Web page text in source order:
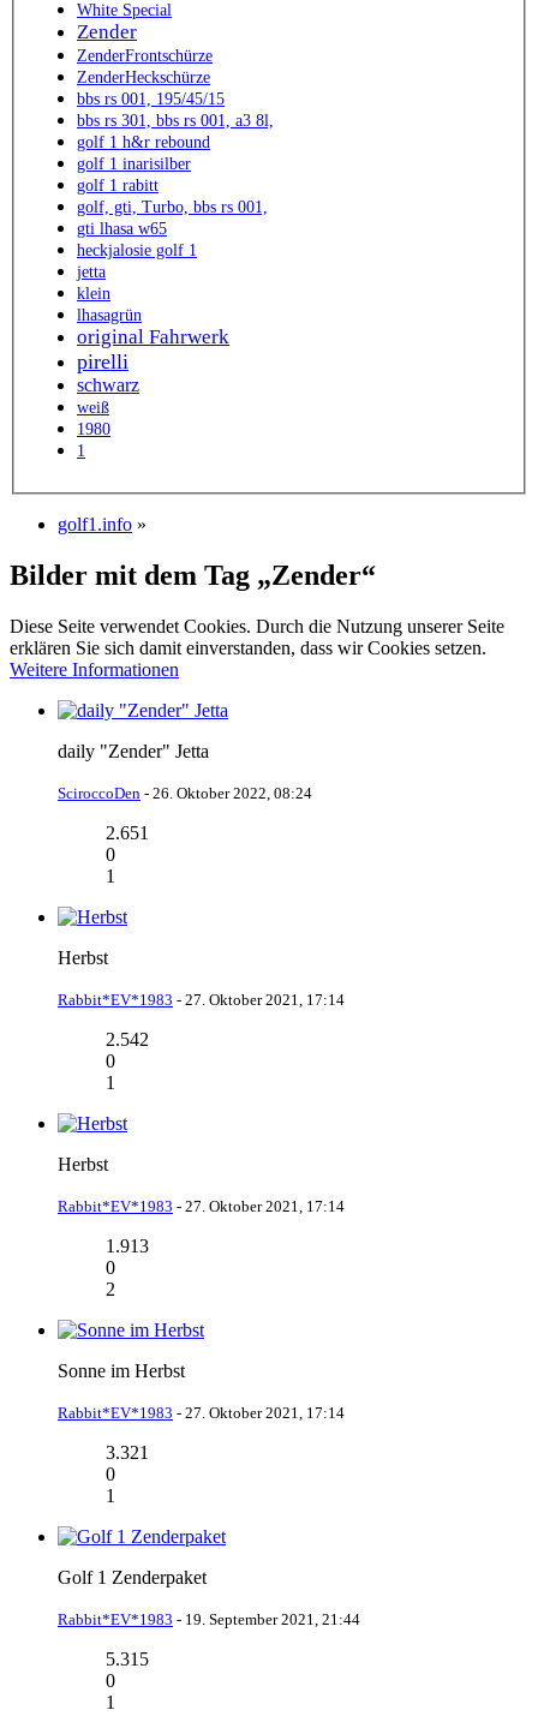
White Special
Zender
ZenderFrontschürze
ZenderHeckschürze
bbs rs 001, 195/45/15
bbs rs 301, bbs rs 001, a3 8l,
golf 1 h&r rebound
golf 1 inarisilber
golf 1 rabitt
golf, gti, Turbo, bbs rs 001,
gti lhasa w65
heckjalosie golf 1
jetta
klein
lhasagrün
original Fahrwerk
pirelli
schwarz
weiß
1980
1
golf1.info »
Bilder mit dem Tag „Zender“
Diese Seite verwendet Cookies. Durch die Nutzung unserer Seite
erklären Sie sich damit einverstanden, dass wir Cookies setzen.
Weitere Informationen
daily "Zender" Jetta
SciroccoDen - 26. Oktober 2022, 08:24
2.651
0
1
Herbst
Rabbit*EV*1983 - 27. Oktober 2021, 17:14
2.542
0
1
Herbst
Rabbit*EV*1983 - 27. Oktober 2021, 17:14
1.913
0
2
Sonne im Herbst
Rabbit*EV*1983 - 27. Oktober 2021, 17:14
3.321
0
1
Golf 1 Zenderpaket
Rabbit*EV*1983 - 19. September 2021, 21:44
5.315
0
1